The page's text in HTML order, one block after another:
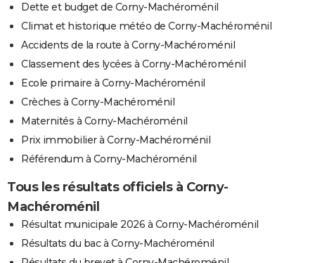
Dette et budget de Corny-Machéroménil
Climat et historique météo de Corny-Machéroménil
Accidents de la route à Corny-Machéroménil
Classement des lycées à Corny-Machéroménil
Ecole primaire à Corny-Machéroménil
Crèches à Corny-Machéroménil
Maternités à Corny-Machéroménil
Prix immobilier à Corny-Machéroménil
Référendum à Corny-Machéroménil
Tous les résultats officiels à Corny-
Machéroménil
Résultat municipale 2026 à Corny-Machéroménil
Résultats du bac à Corny-Machéroménil